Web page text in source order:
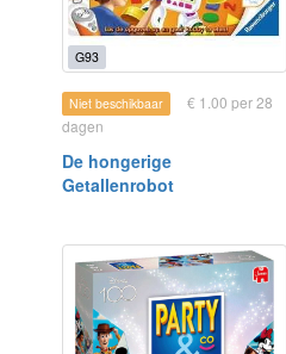
G93
Niet beschikbaar
€ 1.00 per 28
dagen
De hongerige
Getallenrobot